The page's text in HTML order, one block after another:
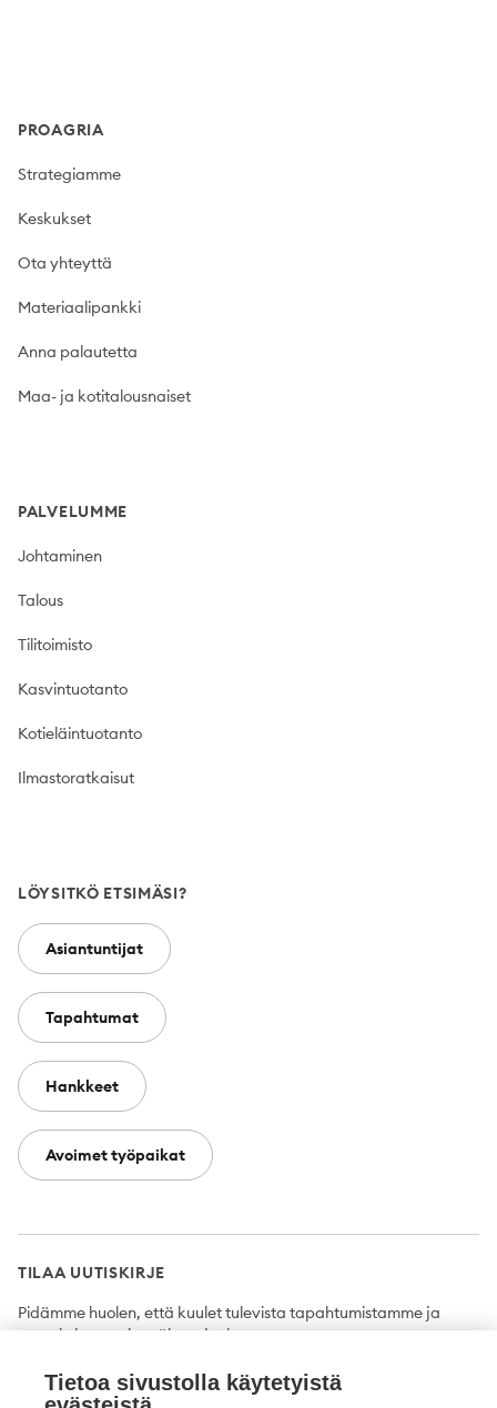
PROAGRIA
Strategiamme
Keskukset
Ota yhteyttä
Materiaalipankki
Anna palautetta
Maa- ja kotitalousnaiset
PALVELUMME
Johtaminen
Talous
Tilitoimisto
Kasvintuotanto
Kotieläintuotanto
Ilmastoratkaisut
LÖYSITKÖ ETSIMÄSI?
Asiantuntijat
Tapahtumat
Hankkeet
Avoimet työpaikat
TILAA UUTISKIRJE
Pidämme huolen, että kuulet tulevista tapahtumistamme ja
uutuuksista ensimmäisten joukossa.
Tilaa
Tietoa sivustolla käytetyistä